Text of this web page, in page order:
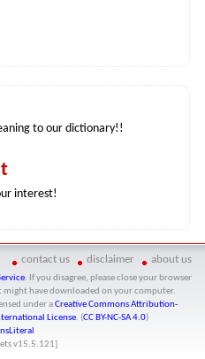
to our dictionary!!
interest!
contact us disclaimer about us
. If you disagree, please close your browser
have downloaded on your computer.
under aCreative Commons Attribution-
License. (CC BY-NC-SA 4.0)
v15.5.121